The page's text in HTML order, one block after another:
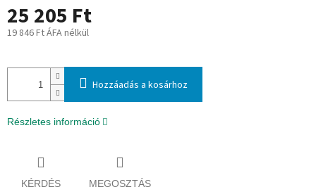
25 205 Ft
19 846 Ft ÁFA nélkül
Hozzáadás a kosárhoz
Részletes információ
KÉRDÉS MEGOSZTÁS